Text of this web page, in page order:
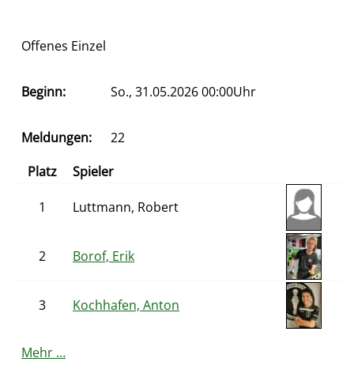
Offenes Einzel
Beginn: So., 31.05.2026 00:00Uhr
Meldungen:
22
Platz
Spieler
1 Luttmann, Robert
2 Borof, Erik
3 Kochhafen, Anton
Mehr …